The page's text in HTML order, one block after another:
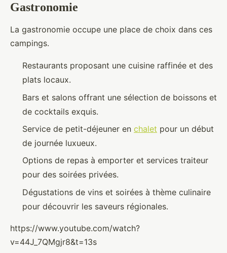
Gastronomie
La gastronomie occupe une place de choix dans ces
campings.
Restaurants proposant une cuisine raffinée et des
plats locaux.
Bars et salons offrant une sélection de boissons et
de cocktails exquis.
Service de petit-déjeuner en chalet pour un début
de journée luxueux.
Options de repas à emporter et services traiteur
pour des soirées privées.
Dégustations de vins et soirées à thème culinaire
pour découvrir les saveurs régionales.
https://www.youtube.com/watch?
v=44J_7QMgjr8&t=13s